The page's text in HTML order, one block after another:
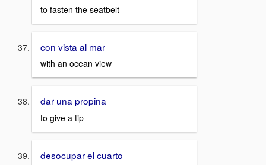
to fasten the seatbelt
con vista al mar
with an ocean view
dar una propina
to give a tip
desocupar el cuarto